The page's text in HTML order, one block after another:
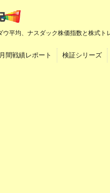
平均、ナスダック株価指数と株式ト
月間戦績レポート 検証シリーズ